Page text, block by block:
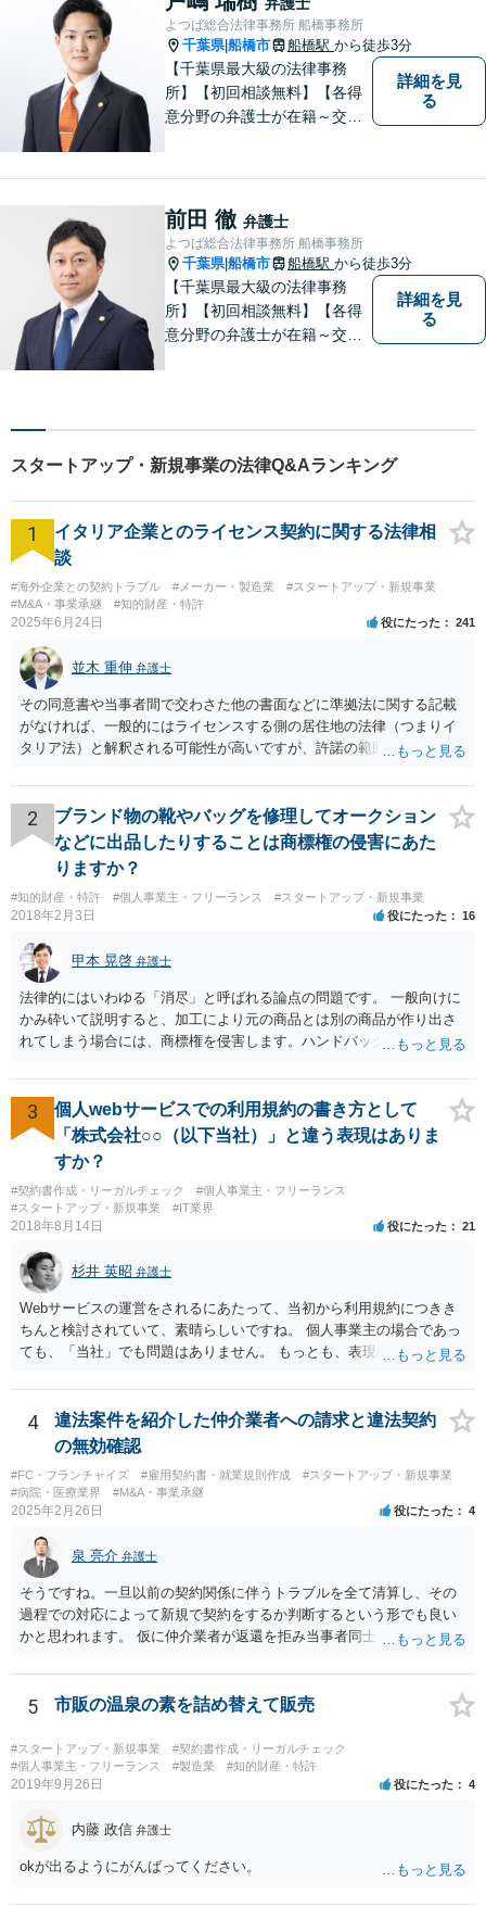
よつば総合法律事務所 船橋事務所
千葉県|船橋市 船橋駅 から徒歩3分
【千葉県最大級の法律事務
所】【初回相談無料】【各得
意分野の弁護士が在籍～交通
詳細を見
る
前田 徹 弁護士
よつば総合法律事務所 船橋事務所
千葉県|船橋市 船橋駅 から徒歩3分
【千葉県最大級の法律事務
所】【初回相談無料】【各得
意分野の弁護士が在籍～交通
詳細を見
る
スタートアップ・新規事業の法律Q&Aランキング
1
イタリア企業とのライセンス契約に関する法律相
談
#海外企業との契約トラブル #メーカー・製造業
#スタートアップ・新規事業
#M&A・事業承継
#知的財産・特許
2025年6月24日 役にたった 241
並木 重伸 弁護士
その同意書や当事者間で交わさた他の書面などに準拠法に関する記載
がなければ、一般的にはライセンスする側の居住地の法律（つまりイ
タリア法）と解釈される可能性が高いですが、許諾の範囲が日本国内
あります。 なお、仮に日本法になるとしても、新しい会社との間で契
約が有効かどうかは、ライセンスされた権利の種類（著作権、商標
権、特許権など）や契約の時期などを見て判断する必要があります。
いずれにせよ具体的事情が分からないと確定的な回答は難しいと思わ
れますので、弁護士に直接相談されることをお勧めします。
2
ブランド物の靴やバッグを修理してオークション
などに出品したりすることは商標権の侵害にあた
りますか？
#知的財産・特許 #個人事業主・フリーランス #スタートアップ・新規事業
2018年2月3日 役にたった 16
甲本 晃啓 弁護士
法律的にはいわゆる「消尽」と呼ばれる論点の問題です。 一般向けに
かみ砕いて説明すると、加工により元の商品とは別の商品が作り出さ
れてしまう場合には、商標権を侵害します。ハンドバッグをポーチに
ための加工（一般にいう修理）は、商標権を侵害しません。 商標権者
は、その商品を売ったときに対価を回収しているので、商標権は用い
尽くされている（用尽、消尽といいます。）と解釈されます。他方
で、商標権者の預かり知らないところで、販売した商品から別の商品
（コピー品やリメイク品）が作りだされてしまうと、その商品が仮に
酷い品質であれば、商標権者のブランドイメージが傷ついてしまいま
すし、その証商標権者にクレームが来てしまいますので、商標権を侵
害します。その商品が流通すれば商標権（ロゴマーク等）に対する一
般消費者の信頼も害することになります。また、本来商標権者に入る
べき利益が入らないことになります。 修理だけではそのような問題は
生じません。
3
個人webサービスでの利用規約の書き方として
「株式会社○○（以下当社）」と違う表現はありま
すか？
#契約書作成・リーガルチェック
#個人事業主・フリーランス
#スタートアップ・新規事業
#IT業界
2018年8月14日 役にたった 21
杉井 英昭 弁護士
Webサービスの運営をされるにあたって、当初から利用規約につきき
ちんと検討されていて、素晴らしいですね。 個人事業主の場合であっ
ても、「当社」でも問題はありません。 もっとも、表現に違和感があ
さんが「ABCウェブサービス」の屋号で事業を運営する際には、「当
社」の代わりに「ABCウェブサービス」とか「ABCWS」を使う等で
4
違法案件を紹介した仲介業者への請求と違法契約
の無効確認
#FC・フランチャイズ #雇用契約書・就業規則作成
#スタートアップ・新規事業
#病院・医療業界
#M&A・事業承継
2025年2月26日 役にたった 4
泉 亮介 弁護士
そうですね。一旦以前の契約関係に伴うトラブルを全て清算し、その
過程での対応によって新規で契約をするか判断するという形でも良い
かと思われます。 仮に仲介業者が返還を拒み当事者同士での解決が困
5 市販の温泉の素を詰め替えて販売
#スタートアップ・新規事業
#契約書作成・リーガルチェック
#個人事業主・フリーランス
#製造業 #知的財産・特許
2019年9月26日 役にたった 4
内藤 政信 弁護士
okが出るようにがんばってください。